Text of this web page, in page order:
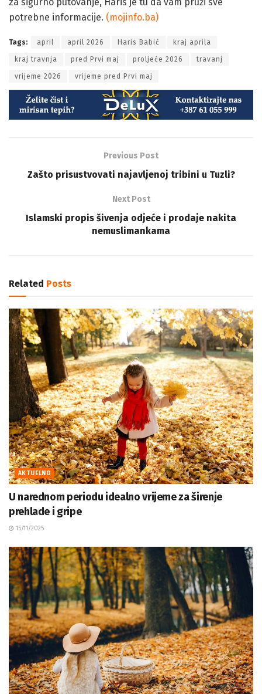
potrebne informacije. (mojinfo.ba)
Tags: april april 2026 Haris Babić kraj aprila
kraj travnja pred Prvi maj proljeće 2026 travanj
vrijeme 2026 vrijeme pred Prvi maj
Previous Post
Zašto prisustvovati najavljenoj tribini u Tuzli?
Next Post
Islamski propis šivenja odjeće i prodaje nakita
nemuslimankama
Related Posts
AKTUELNO
U narednom periodu idealno vrijeme za širenje
prehlade i gripe
15/11/2025